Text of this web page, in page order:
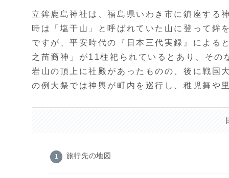
立鉾鹿島神社は、福島県いわき市に鎮座する
時は「塩干山」と呼ばれていた山に登って鉾
ですが、平安時代の『日本三代実録』による
之苗裔神」が11柱祀られているとあり、そ
岩山の頂上に社殿があったものの、後に戦国
の例大祭では神輿が町内を巡行し、稚児舞や
旅行先の地図